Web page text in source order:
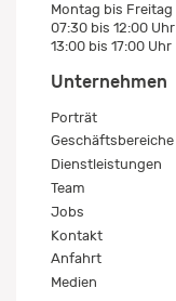
Montag bis Freitag
07:30 bis 12:00 Uhr
13:00 bis 17:00 Uhr
Unternehmen
Porträt
Geschäftsbereiche
Dienstleistungen
Team
Jobs
Kontakt
Anfahrt
Medien